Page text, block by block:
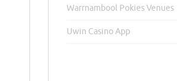
Warrnambool Pokies Venues
Uwin Casino App